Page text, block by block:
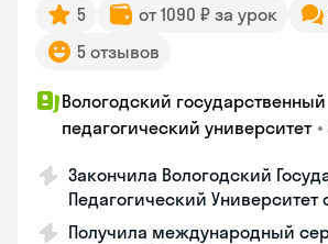
5 от 1090 ₽ за урок
5 отзывов
Вологодский государственный
педагогический университет •
Закончила Вологодский
Педагогический Университет
Получила международный